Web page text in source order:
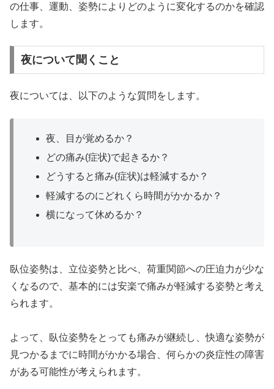
の仕事、運動、姿勢によりどのように変化するのかを確認
します。
夜について聞くこと
夜については、以下のような質問をします。
夜、目が覚めるか？
どの痛み(症状)で起きるか？
どうすると痛み(症状)は軽減するか？
軽減するのにどれくら時間がかかるか？
横になって休めるか？
臥位姿勢は、立位姿勢と比べ、荷重関節への圧迫力が少な
くなるので、基本的には安楽で痛みが軽減する姿勢と考え
られます。
よって、臥位姿勢をとっても痛みが継続し、快適な姿勢が
見つかるまでに時間がかかる場合、何らかの炎症性の障害
がある可能性が考えられます。